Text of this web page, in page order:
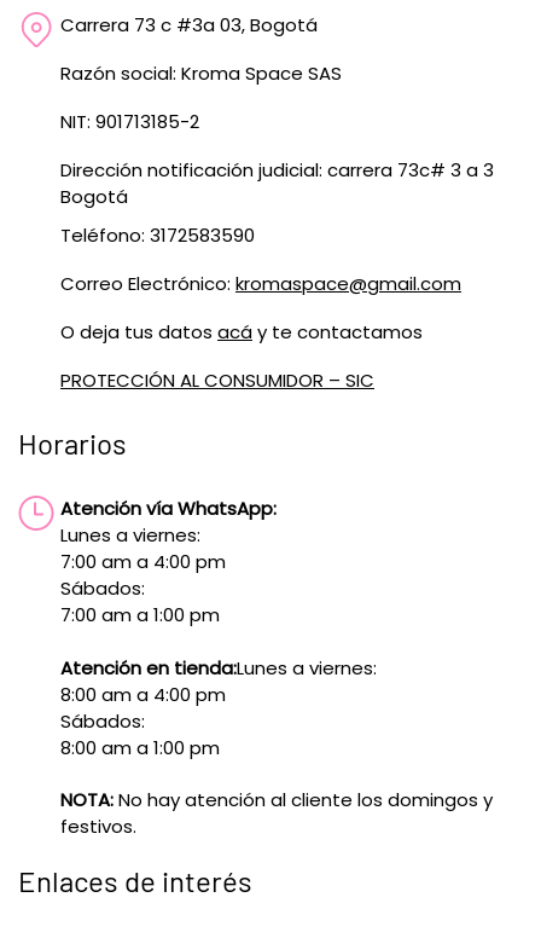
Carrera 73 c #3a 03, Bogotá
Razón social: Kroma Space SAS
NIT: 901713185-2
Dirección notificación judicial: carrera 73c# 3 a 3
Bogotá
Teléfono: 3172583590
Correo Electrónico: kromaspace@gmail.com
O deja tus datos acáy te contactamos
PROTECCIÓN AL CONSUMIDOR – SIC
Horarios
Atención vía WhatsApp:
Lunes a viernes:
7:00 am a 4:00 pm
Sábados:
7:00 am a 1:00 pm
Atención en tienda:Lunes a viernes:
8:00 am a 4:00 pm
Sábados:
8:00 am a 1:00 pm
NOTA:No hay atención al cliente los domingos y
festivos.
Enlaces de interés